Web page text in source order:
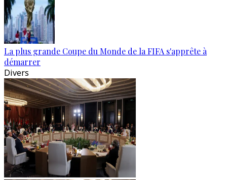
La plus grande Coupe du Monde de la FIFA s'apprête à
démarrer
Divers